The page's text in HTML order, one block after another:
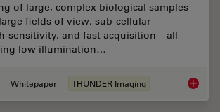
of large, complex biological samples
fields of view, sub-cellular
sensitivity, and fast acquisition – all
low illumination…
Whitepaper THUNDER Imaging Fast,